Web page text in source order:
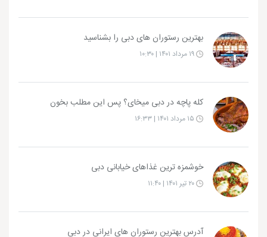
بهترین رستوران های دبی را بشناسید
کله پاچه در دبی میخای؟ پس این مطلب بخون
خوشمزه ترین غذاهای خیابانی دبی
آدرس بهترین رستوران های ایرانی در دبی